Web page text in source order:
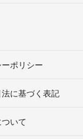
ポリシー
に基づく表記
いて